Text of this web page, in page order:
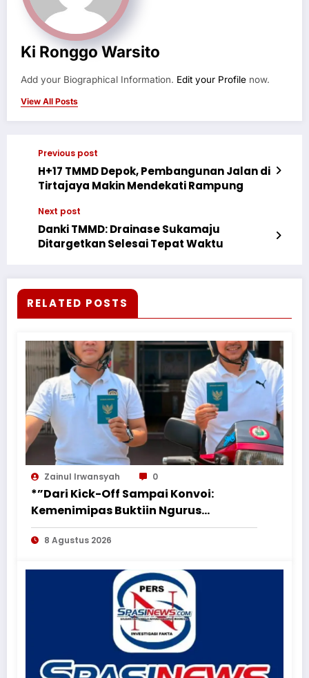
Ki Ronggo Warsito
Add your Biographical Information. Edit your Profile now.
View All Posts
Previous post
H+17 TMMD Depok, Pembangunan Jalan di
Tirtajaya Makin Mendekati Rampung
Next post
Danki TMMD: Drainase Sukamaju
Ditargetkan Selesai Tepat Waktu
RELATED POSTS
Zainul Irwansyah 0
*”Dari Kick-Off Sampai Konvoi:
Kemenimipas Buktiin Ngurus
Dokumen Nggak Harus Ribet &
Boring”*
8 Agustus 2026